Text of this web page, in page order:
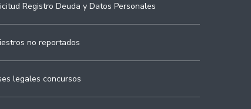
Registro Deuda y Datos Personales
no reportados
legales concursos